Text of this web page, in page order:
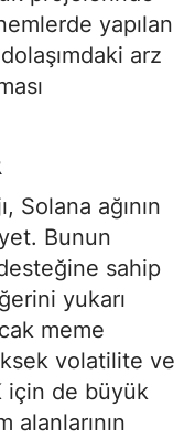
yapılan
arz
Solana ağının
Bunun
sahip
yukarı
meme
volatilite ve
için de büyük
alanlarının